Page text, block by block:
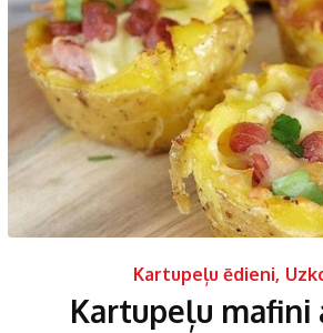
Kartupeļu ēdieni,
Kartupeļu mafini